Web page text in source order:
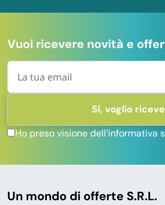
Vuoi ricevere novità e
Ho preso visione dell’informativa
Un mondo di offerte S.R.L.